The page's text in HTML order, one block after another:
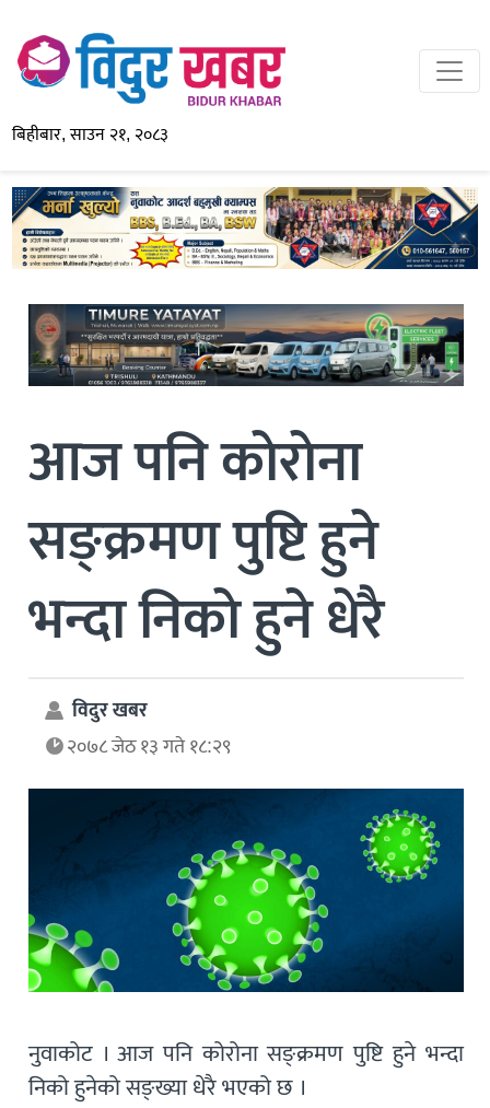
बिहीबार, साउन २१, २०८३
आज पनि काेराेना
सङ्क्रमण पुष्टि हुने
भन्दा निकाे हुने धेरै
विदुर खबर
२०७८ जेठ १३ गते १८:२९
नुवाकोट । आज पनि कोरोना सङ्क्रमण पुष्टि हुने भन्दा
निको हुनेको सङ्ख्या धेरै भएको छ ।